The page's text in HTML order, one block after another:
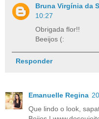
Bruna Virgínia da
10:27
Obrigada flor!!
Beeijos (:
Responder
Emanuelle Regina
Que lindo o look,